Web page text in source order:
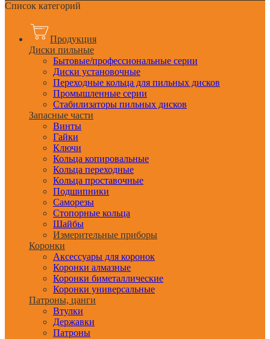
Список категорий
Продукция
Диски пильные
Бытовые/профессиональные серии
Диски установочные
Переходные кольца для пильных дисков
Промышленные серии
Стабилизаторы пильных дисков
Запасные части
Винты
Гайки
Ключи
Кольца копировальные
Кольца переходные
Кольца проставочные
Подшипники
Саморезы
Стопорные кольца
Шайбы
Измерительные приборы
Коронки
Аксессуары для коронок
Коронки алмазные
Коронки биметаллические
Коронки универсальные
Патроны, цанги
Втулки
Державки
Патроны